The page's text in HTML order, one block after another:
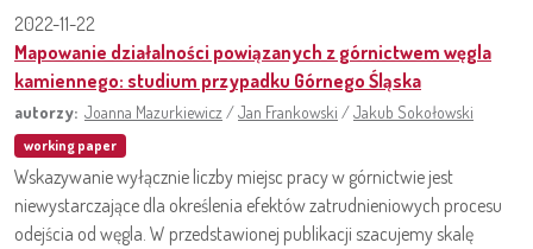
2022-11-22
Mapowanie działalności powiązanych z górnictwem węgla
kamiennego: studium przypadku Górnego Śląska
autorzy: Joanna Mazurkiewicz /Jan Frankowski /Jakub Sokołowski
working paper
Wskazywanie wyłącznie liczby miejsc pracy w górnictwie jest
niewystarczające dla określenia efektów zatrudnieniowych procesu
odejścia od węgla. W przedstawionej publikacji szacujemy skalę